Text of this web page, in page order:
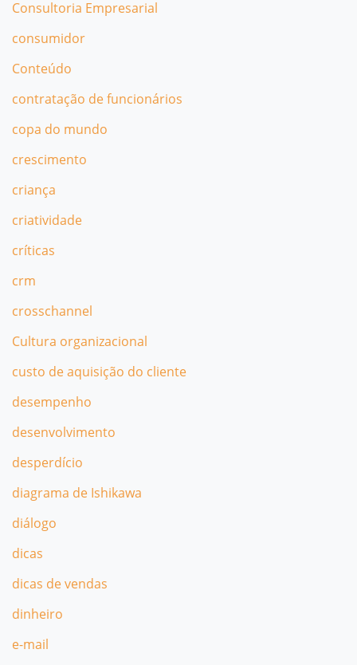
Consultoria Empresarial
consumidor
Conteúdo
contratação de funcionários
copa do mundo
crescimento
criança
criatividade
críticas
crm
crosschannel
Cultura organizacional
custo de aquisição do cliente
desempenho
desenvolvimento
desperdício
diagrama de Ishikawa
diálogo
dicas
dicas de vendas
dinheiro
e-mail